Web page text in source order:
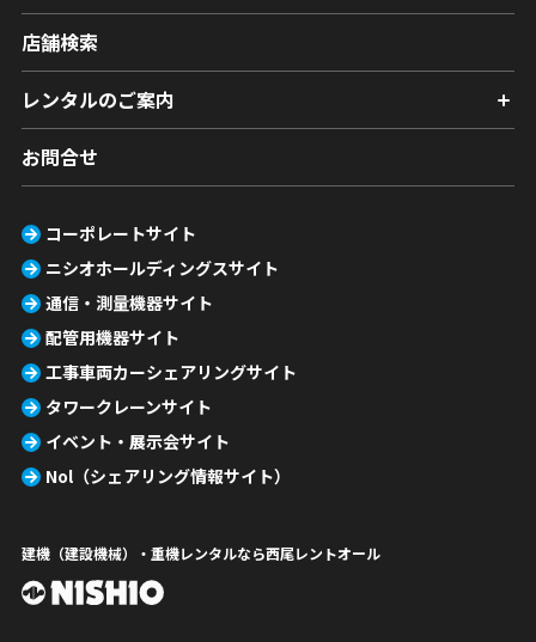
店舗検索
レンタルのご案内
お問合せ
コーポレートサイト
ニシオホールディングスサイト
通信・測量機器サイト
配管用機器サイト
工事車両カーシェアリングサイト
タワークレーンサイト
イベント・展示会サイト
Nol（シェアリング情報サイト）
建機（建設機械）・重機レンタルなら西尾レントオール